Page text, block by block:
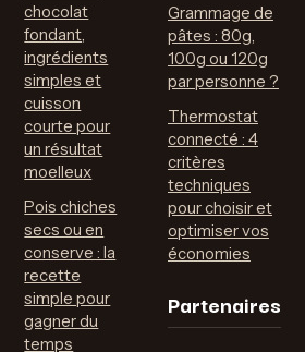
chocolat
fondant,
ingrédients
simples et
cuisson
courte pour
un résultat
moelleux
Pois chiches
secs ou en
conserve : la
recette
simple pour
gagner du
temps
Grammage de
pâtes : 80g,
100g ou 120g
par personne ?
Thermostat
connecté : 4
critères
techniques
pour choisir et
optimiser vos
économies
Partenaires